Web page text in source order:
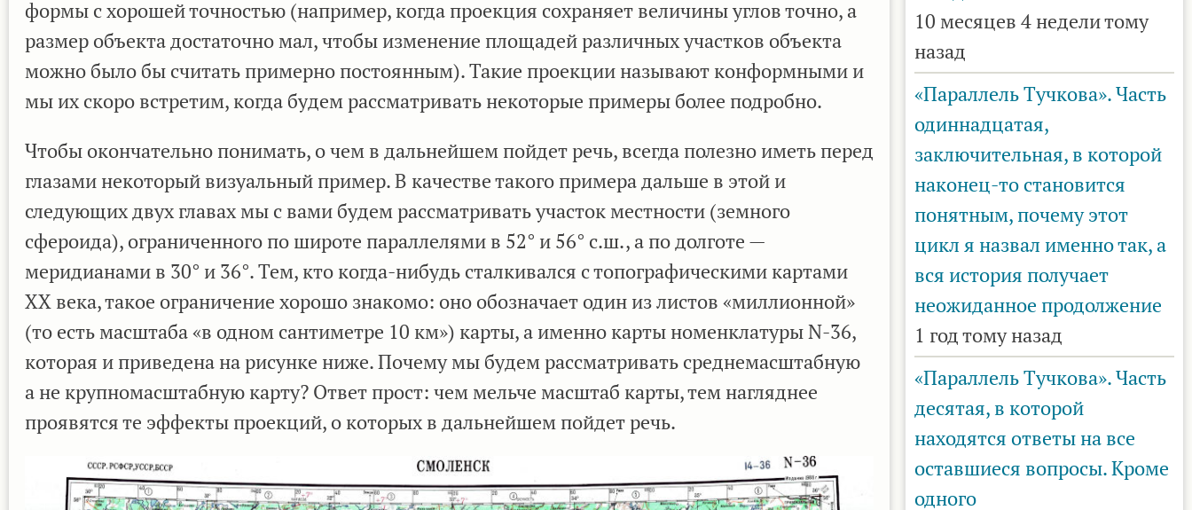
формы с хорошей точностью (например, когда проекция сохраняет величины углов точно, а
размер объекта достаточно мал, чтобы изменение площадей различных участков объекта
можно было бы считать примерно постоянным). Такие проекции называют конформными и
мы их скоро встретим, когда будем рассматривать некоторые примеры более подробно.
Чтобы окончательно понимать, о чем в дальнейшем пойдет речь, всегда полезно иметь перед
глазами некоторый визуальный пример. В качестве такого примера дальше в этой и
следующих двух главах мы с вами будем рассматривать участок местности (земного
сфероида), ограниченного по широте параллелями в 52° и 56° с.ш., а по долготе —
меридианами в 30° и 36°. Тем, кто когда-нибудь сталкивался с топографическими картами
XX века, такое ограничение хорошо знакомо: оно обозначает один из листов «миллионной»
(то есть масштаба «в одном сантиметре 10 км») карты, а именно карты номенклатуры N-36,
которая и приведена на рисунке ниже. Почему мы будем рассматривать среднемасштабную
а не крупномасштабную карту? Ответ прост: чем мельче масштаб карты, тем нагляднее
проявятся те эффекты проекций, о которых в дальнейшем пойдет речь.
10 месяцев 4 недели тому
назад
«Параллель Тучкова». Часть
одиннадцатая,
заключительная, в которой
наконец-то становится
понятным, почему этот
цикл я назвал именно так, а
вся история получает
неожиданное продолжение
1 год тому назад
«Параллель Тучкова». Часть
десятая, в которой
находятся ответы на все
оставшиеся вопросы. Кроме
одного